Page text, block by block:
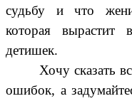
судьбу и что
которая вырастит
детишек.
Хочу сказать
ошибок, а